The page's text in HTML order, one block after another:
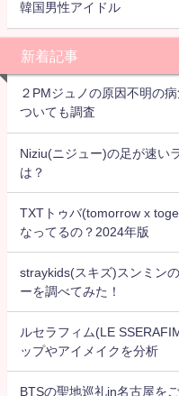
韓国男性アイドル
新着記事
２PMジュノの原因不明の
ついても調査
Niziu(ニジュー)の足が速い
は？
TXTトゥバ(tomorrow x
なってるの？2024年版
straykids(スキズ)スンミン
ーを調べてみた！
ルセラフィム(LE
ップやアイメイクを分析
BTSの聖地巡礼in名古屋を